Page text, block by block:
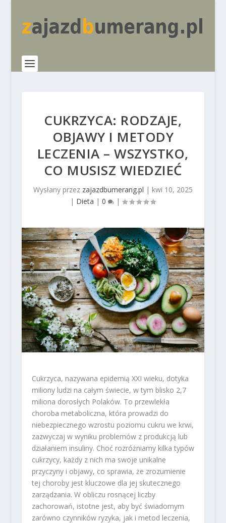
CUKRZYCA: RODZAJE,
OBJAWY I METODY
LECZENIA – WSZYSTKO,
CO MUSISZ WIEDZIEĆ
Wysłany przez zajazdbumerang.pl | kwi 10, 2025
| Dieta |0 |
Cukrzyca, nazywana epidemią XXI wieku, dotyka
miliony ludzi na całym świecie, w tym blisko 2,7
miliona dorosłych Polaków. To przewlekła
choroba metaboliczna, która prowadzi do
niebezpiecznego wzrostu poziomu cukru we krwi,
zazwyczaj w wyniku problemów z produkcją lub
działaniem insuliny. Choć rozróżniamy kilka typów
cukrzycy, każdy z nich ma swoje unikalne
przyczyny i objawy, co sprawia, że zrozumienie
tej choroby jest kluczowe dla jej skutecznego
zarządzania. W obliczu rosnącej liczby
zachorowań, istotne jest, aby być świadomym
zarówno czynników ryzyka, jak i metod leczenia,